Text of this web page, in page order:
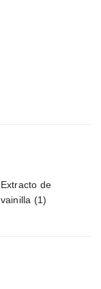
Extracto de
vainilla (1)